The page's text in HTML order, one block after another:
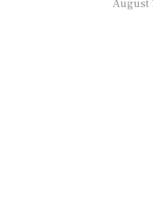
August